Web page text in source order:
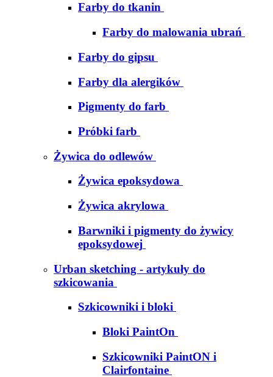
Farby do tkanin
Farby do malowania ubrań
Farby do gipsu
Farby dla alergików
Pigmenty do farb
Próbki farb
Żywica do odlewów
Żywica epoksydowa
Żywica akrylowa
Barwniki i pigmenty do żywicy
epoksydowej
Urban sketching - artykuły do
szkicowania
Szkicowniki i bloki
Bloki PaintOn
Szkicowniki PaintON i
Clairfontaine